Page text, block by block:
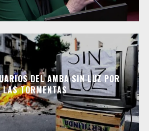
DEL AMBA SIN LUZ POR
LAS TORMENTAS